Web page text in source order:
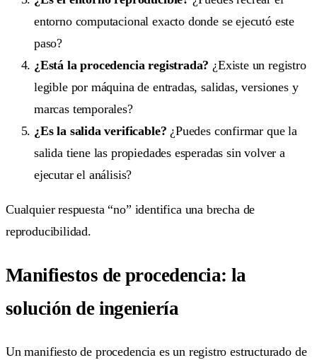
entorno computacional exacto donde se ejecutó este
paso?
¿Está la procedencia registrada? ¿Existe un registro
legible por máquina de entradas, salidas, versiones y
marcas temporales?
¿Es la salida verificable? ¿Puedes confirmar que la
salida tiene las propiedades esperadas sin volver a
ejecutar el análisis?
Cualquier respuesta “no” identifica una brecha de
reproducibilidad.
Manifiestos de procedencia: la
solución de ingeniería
Un manifiesto de procedencia es un registro estructurado de